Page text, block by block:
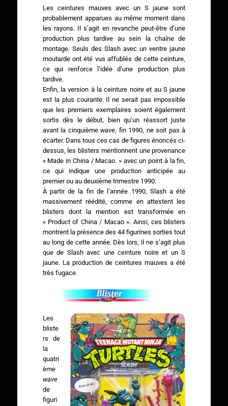
Les ceintures mauves avec un S jaune sont
probablement apparues au même moment dans
les rayons. Il s’agit en revanche peut-être d’une
production plus tardive au sein la chaîne de
montage. Seuls des Slash avec un ventre jaune
moutarde ont été vus affublés de cette ceinture,
ce qui renforce l’idée d’une production plus
tardive.
Enfin, la version à la ceinture noire et au S jaune
est la plus courante. Il ne serait pas impossible
que les premiers exemplaires soient également
sortis dès le début, bien qu’un réassort juste
avant la cinquièmewave , fin 1990, ne soit pas à
écarter. Dans tous ces cas de figures énoncés ci-
dessus, les blisters mentionnent une provenance
« Made in China / Macao. » avec un point à la fin,
ce qui indique une production anticipée au
premier ou au deuxième trimestre 1990.
À partir de la fin de l’année 1990, Slash a été
massivement réédité, comme en attestent les
blisters dont la mention est transformée en
« Product of China / Macao ». Ainsi, ces blisters
montrent la présence des 44 figurines sorties tout
au long de cette année. Dès lors, il ne s’agit plus
que de Slash avec une ceinture noire et un S
jaune. La production de ceintures mauves a été
très fugace.
Les
bliste
rs de
la
quatri
ème
wave
de
figuri